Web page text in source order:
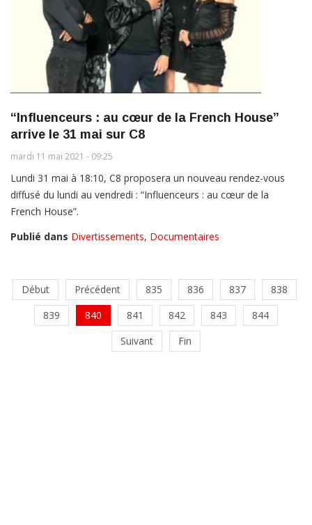
“Influenceurs : au cœur de la French House”
arrive le 31 mai sur C8
mardi 11 mai 2021 - 09:25
Lundi 31 mai à 18:10, C8 proposera un nouveau rendez-vous
diffusé du lundi au vendredi : “Influenceurs : au cœur de la
French House”.
Publié dans Divertissements, Documentaires
Début Précédent 835 836 837
838
839
840 841 842 843
844
Suivant
Fin